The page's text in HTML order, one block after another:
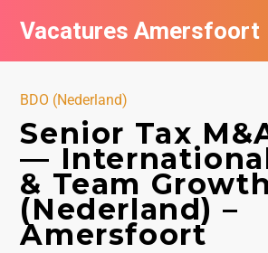
Vacatures Amersfoort
BDO (Nederland)
Senior Tax
—
& Team
(Nederland) –
Amersfoort
Vacatures per bedrijf
De populairste vacatures in Amersfoort
Nieuwsbrief feed